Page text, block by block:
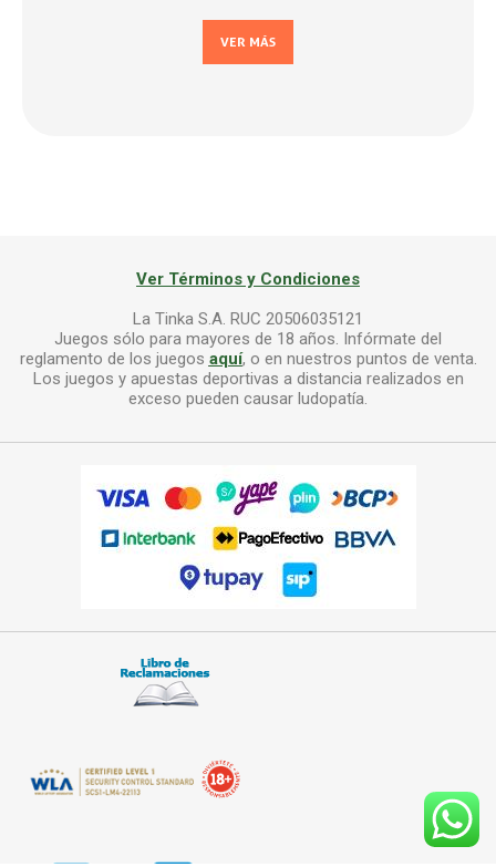
VER MÁS
Ver Términos y Condiciones
La Tinka S.A. RUC 20506035121
Juegos sólo para mayores de 18 años. Infórmate del
reglamento de los juegos aquí, o en nuestros puntos de venta.
Los juegos y apuestas deportivas a distancia realizados en
exceso pueden causar ludopatía.